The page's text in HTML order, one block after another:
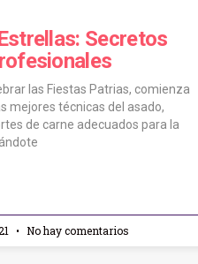
Secretos
las Fiestas Patrias, comienza
mejores técnicas del asado,
de carne adecuados para la
No hay comentarios